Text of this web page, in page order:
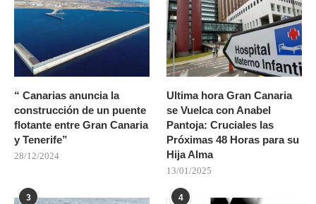
“ Canarias anuncia la
construcción de un puente
flotante entre Gran Canaria
y Tenerife”
28/12/2024
Ultima hora Gran Canaria
se Vuelca con Anabel
Pantoja: Cruciales las
Próximas 48 Horas para su
Hija Alma
13/01/2025
3 4